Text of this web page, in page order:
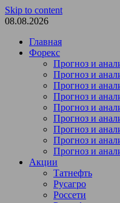
Skip to content
08.08.2026
Главная
Форекс
Прогноз и
Прогноз и
Прогноз и
Прогноз и
Прогноз и
Прогноз и
Прогноз и
Прогноз и
Прогноз и
Акции
Татнефть
Русагро
Россети